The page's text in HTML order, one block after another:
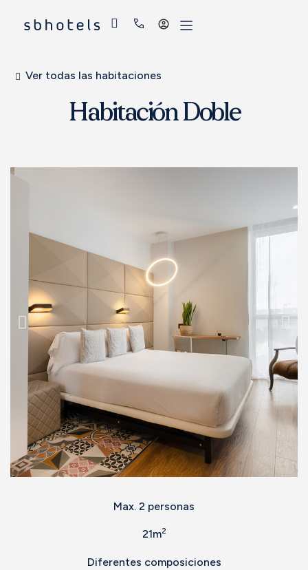
Acceder
Ver todas las habitaciones
Habitación Doble
Max. 2 personas
21m2
Diferentes composiciones